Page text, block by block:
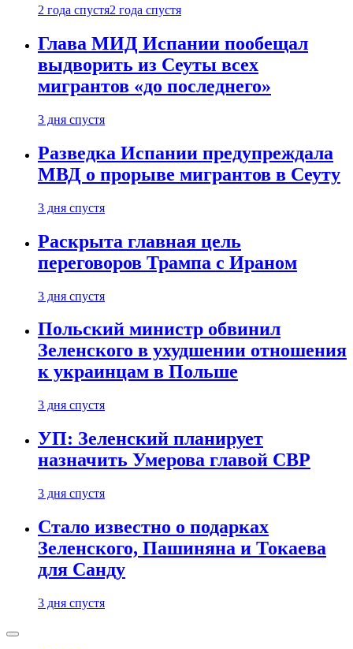
2 года спустя2 года спустя
Глава МИД Испании пообещал
выдворить из Сеуты всех
мигрантов «до последнего»
3 дня спустя
Разведка Испании предупреждала
МВД о прорыве мигрантов в Сеуту
3 дня спустя
Раскрыта главная цель
переговоров Трампа с Ираном
3 дня спустя
Польский министр обвинил
Зеленского в ухудшении отношения
к украинцам в Польше
3 дня спустя
УП: Зеленский планирует
назначить Умерова главой СВР
3 дня спустя
Стало известно о подарках
Зеленского, Пашиняна и Токаева
для Санду
3 дня спустя